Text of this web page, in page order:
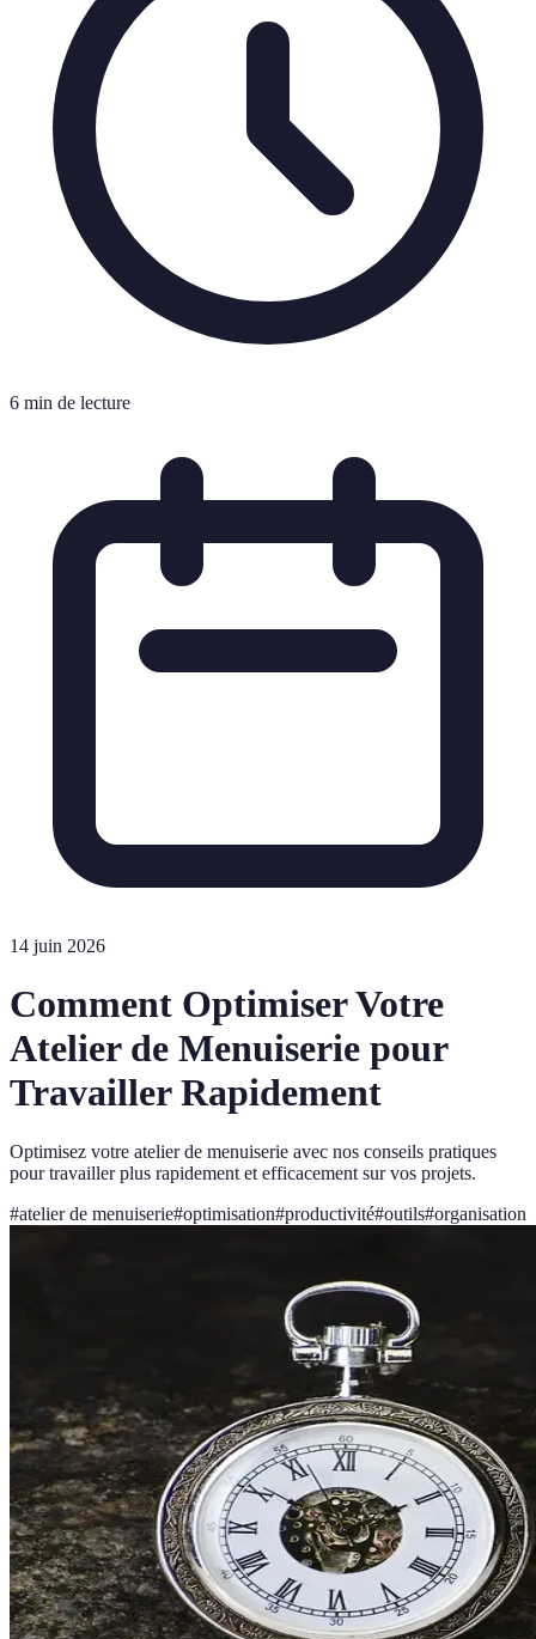
6 min de lecture
14 juin 2026
Comment Optimiser Votre
Atelier de Menuiserie pour
Travailler Rapidement
Optimisez votre atelier de menuiserie avec nos conseils pratiques
pour travailler plus rapidement et efficacement sur vos projets.
#atelier de menuiserie#optimisation#productivité#outils#organisation